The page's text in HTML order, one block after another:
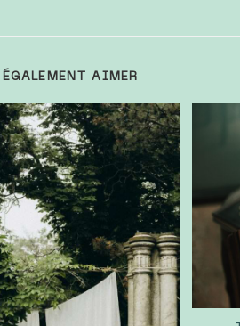
AIMER